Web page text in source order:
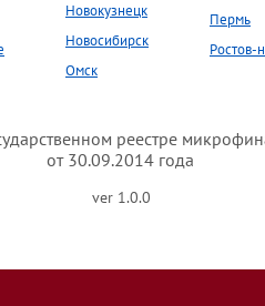
Новокузнецк
Новосибирск
Омск
Пермь
Ростов-
реестре
от 30.09.2014 года
ver 1.0.0